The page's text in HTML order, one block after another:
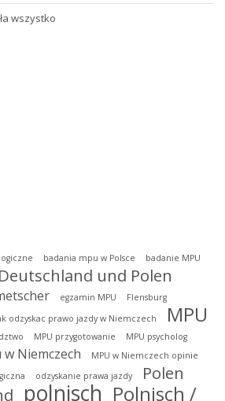
wszystko
badania mpu w Polsce
badanie MPU
Deutschland und Polen
egzamin MPU Flensburg
odzyskac prawo jazdy w Niemczech MPU
MPU przygotowanie
MPU psycholog
w Niemczech
MPU w Niemczech opinie
odzyskanie prawa jazdy
Polen
polnisch Polnisch /